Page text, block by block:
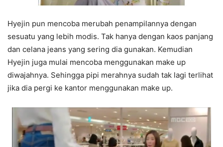
Hyejin pun mencoba merubah penampilannya dengan
sesuatu yang lebih modis. Tak hanya dengan kaos panjang
dan celana jeans yang sering dia gunakan. Kemudian
Hyejin juga mulai mencoba menggunakan make up
diwajahnya. Sehingga pipi merahnya sudah tak lagi terlihat
jika dia pergi ke kantor menggunakan make up.